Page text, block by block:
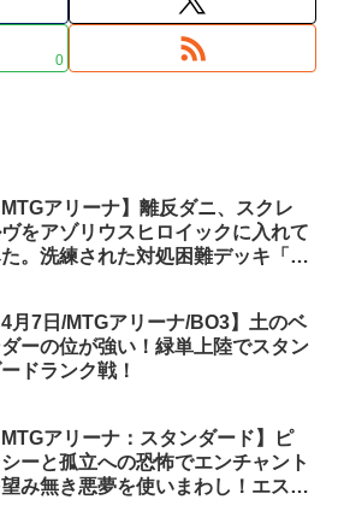
0
MTGアリーナ】離反ダニ、スクレ
をアゾリウスヒロイックに入れて
。洗練された対処困難デッキ「ア
4月7日/MTGアリーナ/BO3】土のベ
ダーの位が強い！緑単上陸でスタン
ドランク戦！
MTGアリーナ：スタンダード】ピ
ーと孤立への恐怖でエンチャント
み無き悪夢を使いまわし！エスパ